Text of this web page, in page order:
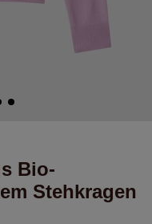
Bio-
Stehkragen